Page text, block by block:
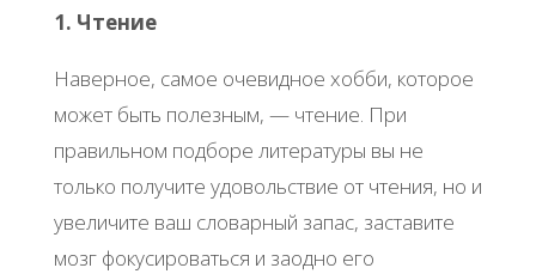
1. Чтение
Наверное, самое очевидное хобби, которое
может быть полезным, — чтение. При
правильном подборе литературы вы не
только получите удовольствие от чтения, но и
увеличите ваш словарный запас, заставите
мозг фокусироваться и заодно его